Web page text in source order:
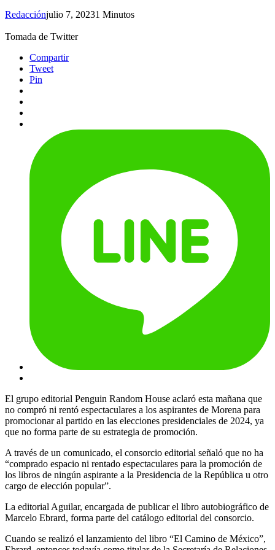
Redacciónjulio 7, 20231 Minutos
Tomada de Twitter
Compartir
Tweet
Pin
El grupo editorial Penguin Random House aclaró esta mañana que
no compró ni rentó espectaculares a los aspirantes de Morena para
promocionar al partido en las elecciones presidenciales de 2024, ya
que no forma parte de su estrategia de promoción.
A través de un comunicado, el consorcio editorial señaló que no ha
“comprado espacio ni rentado espectaculares para la promoción de
los libros de ningún aspirante a la Presidencia de la República u otro
cargo de elección popular”.
La editorial Aguilar, encargada de publicar el libro autobiográfico de
Marcelo Ebrard, forma parte del catálogo editorial del consorcio.
Cuando se realizó el lanzamiento del libro “El Camino de México”,